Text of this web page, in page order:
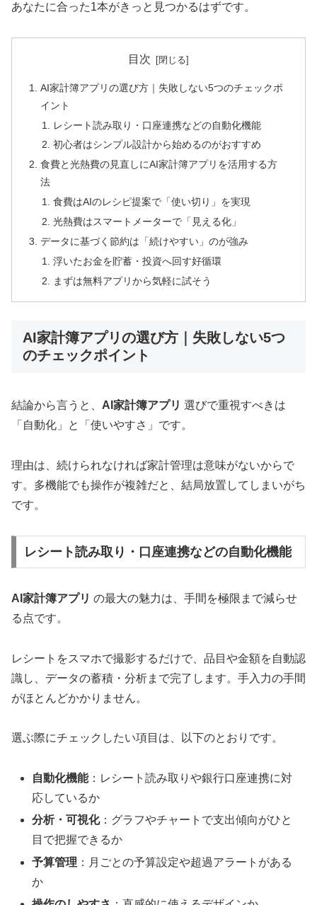
あなたに合った1本がきっと見つかるはずです。
目次
AI家計簿アプリの選び方｜失敗しない5つのチェックポ
イント
レシート読み取り・口座連携などの自動化機能
初心者はシンプル設計から始めるのがおすすめ
食費と光熱費の見直しにAI家計簿アプリを活用する方
法
食費はAIのレシピ提案で「使い切り」を実現
光熱費はスマートメーターで「見える化」
データに基づく節約は「続けやすい」のが強み
浮いたお金を貯蓄・投資へ回す好循環
まずは無料アプリから気軽に試そう
AI家計簿アプリの選び方｜失敗しない5つ
のチェックポイント
結論から言うと、 AI家計簿アプリ 選びで重視すべきは
「自動化」と「使いやすさ」です。
理由は、続けられなければ家計管理は意味がないからで
す。多機能でも操作が複雑だと、結局放置してしまいがち
です。
レシート読み取り・口座連携などの自動化機能
AI家計簿アプリ の最大の魅力は、手間を極限まで減らせ
る点です。
レシートをスマホで撮影するだけで、品目や金額を自動認
識し、データの蓄積・分析まで完了します。手入力の手間
がほとんどかかりません。
選ぶ際にチェックしたい項目は、以下のとおりです。
自動化機能：レシート読み取りや銀行口座連携に対
応しているか
分析・可視化：グラフやチャートで支出傾向がひと
目で把握できるか
予算管理 ：月ごとの予算設定や超過アラートがある
か